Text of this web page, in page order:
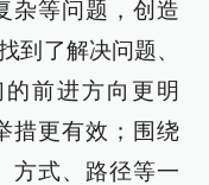
杂等问题，创造
到了解决问题、
前进方向更明
措更有效；围绕
方式、路径等一